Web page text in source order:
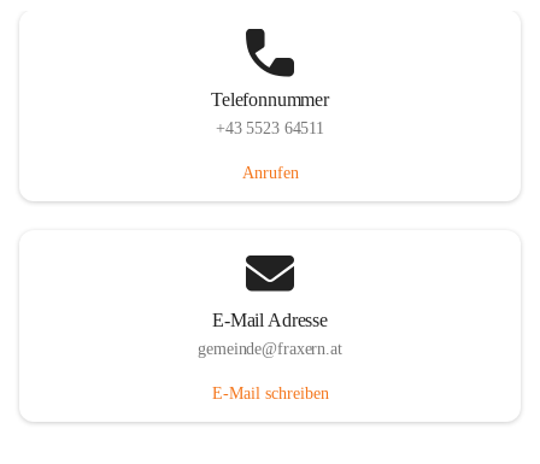
Telefonnummer
+43 5523 64511
Anrufen
E-Mail Adresse
gemeinde@fraxern.at
E-Mail schreiben